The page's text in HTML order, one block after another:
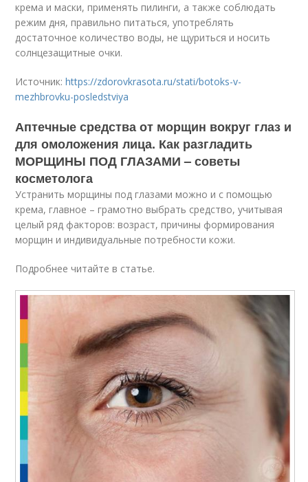
крема и маски, применять пилинги, а также соблюдать
режим дня, правильно питаться, употреблять
достаточное количество воды, не щуриться и носить
солнцезащитные очки.
Источник:https://zdorovkrasota.ru/stati/botoks-v-
mezhbrovku-posledstviya
Аптечные средства от морщин вокруг глаз и
для омоложения лица. Как разгладить
МОРЩИНЫ ПОД ГЛАЗАМИ – советы
косметолога
Устранить морщины под глазами можно и с помощью
крема, главное – грамотно выбрать средство, учитывая
целый ряд факторов: возраст, причины формирования
морщин и индивидуальные потребности кожи.
Подробнее читайте в статье.